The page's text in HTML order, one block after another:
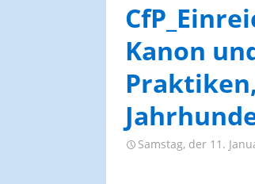
Kanon
Samstag, der 11.